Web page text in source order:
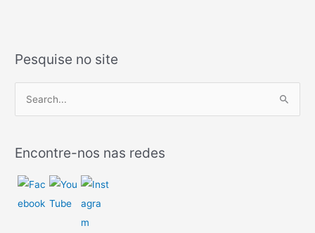
Pesquise no site
q
u
Encontre-nos nas redes